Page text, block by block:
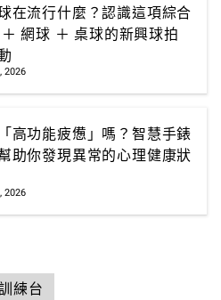
在流行什麼？認識這項綜合
網球 ＋ 桌球的新興球拍
2026
高功能疲憊」嗎？智慧手錶
助你發現異常的心理健康狀
2026
練台